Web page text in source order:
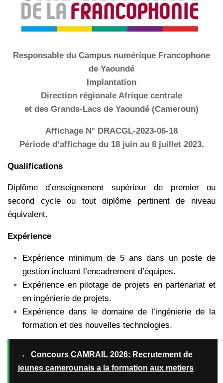
Responsable du Campus numérique Francophone
de Yaoundé
Implantation
Direction régionale Afrique centrale
et des Grands-Lacs de Yaoundé (Cameroun)
Affichage N° DRACGL-2023-06-18
Période d’affichage du 18 juin au 8 juillet 2023.
Qualifications
Diplôme d’enseignement supérieur de premier ou
second cycle ou tout diplôme pertinent de niveau
équivalent.
Expérience
Expérience minimum de 5 ans dans un poste de
gestion incluant l’encadrement d’équipes.
Expérience en pilotage de projets en partenariat et
en ingénierie de projets.
Expérience dans le domaine de l’ingénierie de la
formation et des nouvelles technologies.
→
Concours CAMRAIL 2026: Recrutement de
jeunes camerounais a la formation aux metiers